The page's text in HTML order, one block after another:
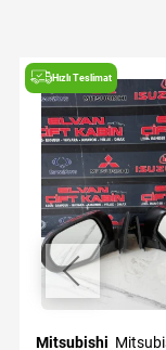
Hızlı Teslimat
Mitsubishi